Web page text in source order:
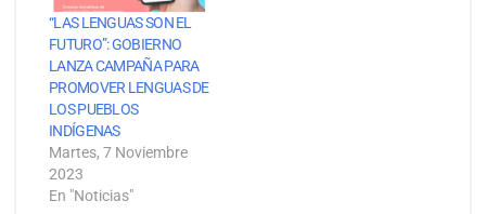
“LAS LENGUAS SON EL
FUTURO”: GOBIERNO
LANZA CAMPAÑA PARA
PROMOVER LENGUAS DE
LOS PUEBLOS
INDÍGENAS
Martes, 7 Noviembre
2023
En "Noticias"